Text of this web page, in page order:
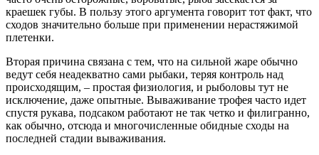
краешек губы. В пользу этого аргумента говорит тот факт, что
сходов значительно больше при применении нерастяжимой
плетенки.
Вторая причина связана с тем, что на сильной жаре обычно
ведут себя неадекватно сами рыбаки, теряя контроль над
происходящим, – простая физиология, и рыболовы тут не
исключение, даже опытные. Вываживание трофея часто идет
спустя рукава, подсаком работают не так четко и филигранно,
как обычно, отсюда и многочисленные обидные сходы на
последней стадии вываживания.